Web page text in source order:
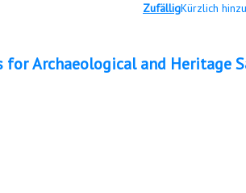
ZufälligKürzlich
for Archaeological and Heritage